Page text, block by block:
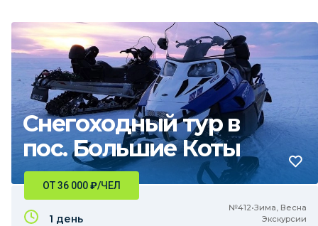
Снегоходный тур в
пос. Большие Коты
№412•Зима, Весна
Экскурсии
ОТ 36 000₽/ЧЕЛ
1 день